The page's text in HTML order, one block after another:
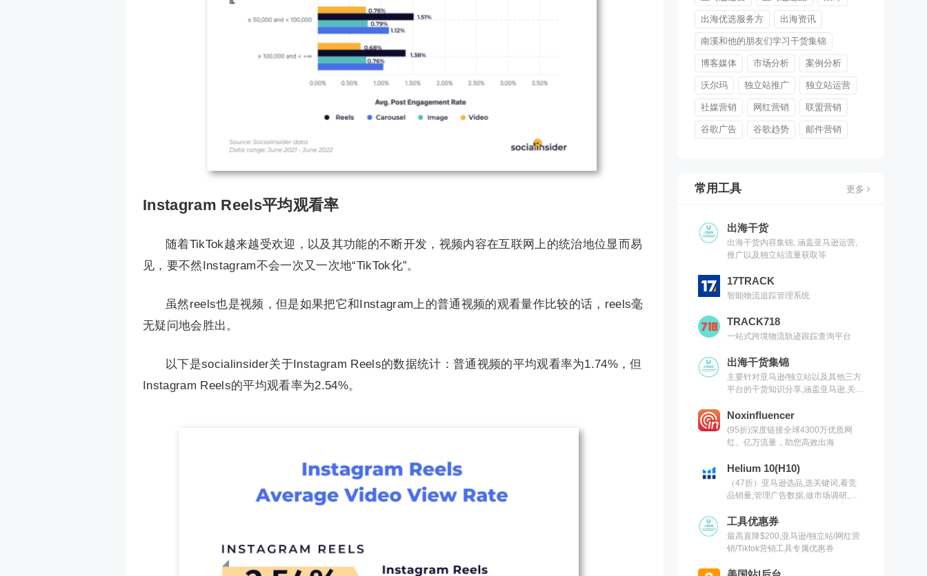
Instagram Reels平均观看率
随着TikTok越来越受欢迎，以及其功能的不断开发，视频内容在互联网上的统治地位显而易
见，要不然Instagram不会一次又一次地“TikTok化”。
虽然reels也是视频，但是如果把它和Instagram上的普通视频的观看量作比较的话，reels毫
无疑问地会胜出。
以下是socialinsider关于Instagram Reels的数据统计：普通视频的平均观看率为1.74%，但
Instagram Reels的平均观看率为2.54%。
出海优选服务方 出海资讯
南溪和他的朋友们学习干货集锦
博客媒体 市场分析 案例分析
沃尔玛 独立站推广 独立站运营
社媒营销 网红营销 联盟营销
谷歌广告 谷歌趋势 邮件营销
常用工具 更多
出海干货
出海干货内容集锦, 涵盖亚马逊运营,
推广以及独立站流量获取等
17TRACK
智能物流追踪管理系统
TRACK718
一站式跨境物流轨迹跟踪查询平台
出海干货集锦
主要针对亚马逊/独立站以及其他三方
平台的干货知识分享,涵盖亚马逊,关键
具以及出海干货集锦,欢迎关注
Noxinfluencer
(95折)深度链接全球4300万优质网
红、亿万流量，助您高效出海
Helium 10(H10)
（47折）亚马逊选品,选关键词,看竞
品销量,管理广告数据,做市场调研,有
工具优惠券
最高直降$200,亚马逊/独立站/网红营
销/Tiktok营销工具专属优惠券